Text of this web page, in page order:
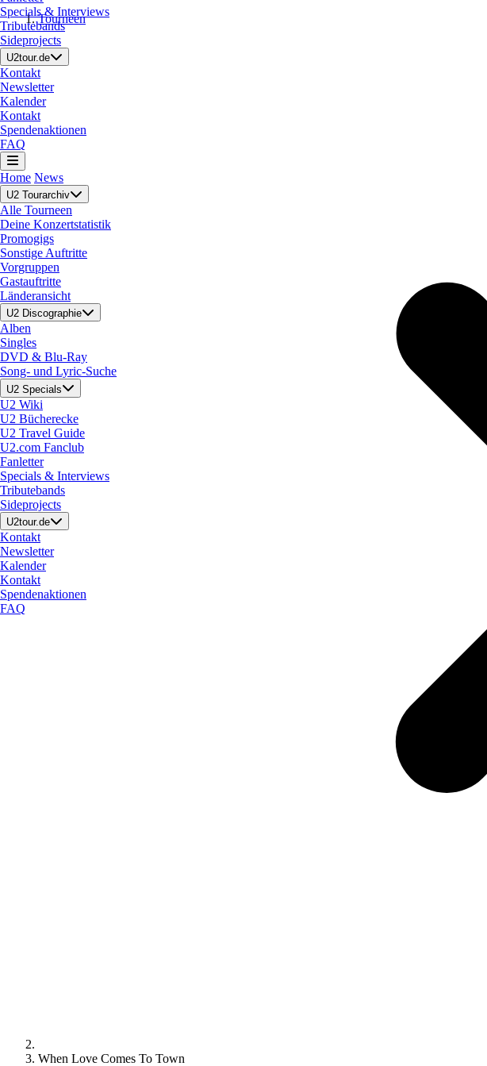
Specials & Interviews
Tributebands
Sideprojects
U2tour.de
Kontakt
Newsletter
Kalender
Kontakt
Spendenaktionen
FAQ
Home News
U2 Tourarchiv
Alle Tourneen
Deine Konzertstatistik
Promogigs
Sonstige Auftritte
Vorgruppen
Gastauftritte
Länderansicht
U2 Discographie
Alben
Singles
DVD & Blu-Ray
Song- und Lyric-Suche
U2 Specials
U2 Wiki
U2 Bücherecke
U2 Travel Guide
U2.com Fanclub
Fanletter
Specials & Interviews
Tributebands
Sideprojects
U2tour.de
Kontakt
Newsletter
Kalender
Kontakt
Spendenaktionen
FAQ
Tourneen
When Love Comes To Town